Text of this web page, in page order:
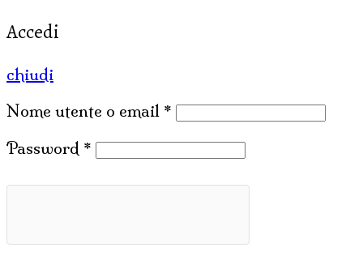
Accedi
chiudi
Nome utente o email *
Password *